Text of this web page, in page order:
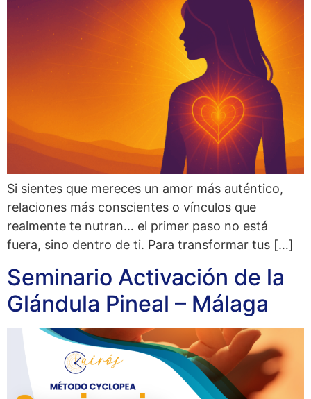
Si sientes que mereces un amor más auténtico,
relaciones más conscientes o vínculos que
realmente te nutran… el primer paso no está
fuera, sino dentro de ti. Para transformar tus […]
Seminario Activación de la
Glándula Pineal – Málaga